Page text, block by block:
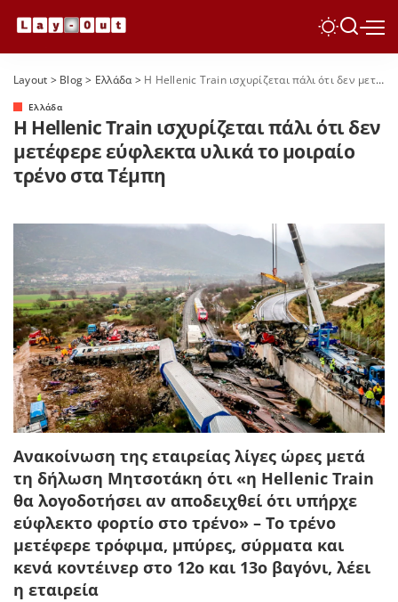
Layout > Blog> Ελλάδα> Η Hellenic Train ισχυρίζεται πάλι ότι δεν μετέφερε εύφλεκτα υλικά το μοιραίο τρένο στα Τέμπη
Ελλάδα
Η Hellenic Train ισχυρίζεται πάλι ότι δεν
μετέφερε εύφλεκτα υλικά το μοιραίο
τρένο στα Τέμπη
Ανακοίνωση της εταιρείας λίγες ώρες μετά
τη δήλωση Μητσοτάκη ότι «η Hellenic Train
θα λογοδοτήσει αν αποδειχθεί ότι υπήρχε
εύφλεκτο φορτίο στο τρένο» – Το τρένο
μετέφερε τρόφιμα, μπύρες, σύρματα και
κενά κοντέινερ στο 12ο και 13ο βαγόνι, λέει
η εταιρεία